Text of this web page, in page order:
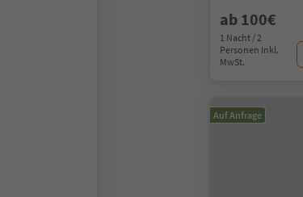
ab 100€
1 Nacht / 2
Personen Inkl.
MwSt.
Auf Anfrage